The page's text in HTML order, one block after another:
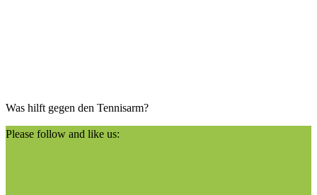
Was hilft gegen den Tennisarm?
Please follow and like us: